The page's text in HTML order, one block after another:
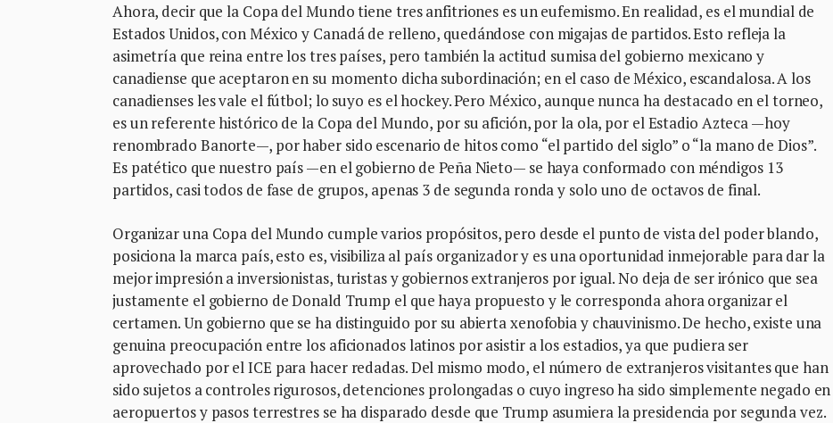
Ahora, decir que la Copa del Mundo tiene tres anfitriones es un eufemismo. En realidad, es el mundial de
Estados Unidos, con México y Canadá de relleno, quedándose con migajas de partidos. Esto refleja la
asimetría que reina entre los tres países, pero también la actitud sumisa del gobierno mexicano y
canadiense que aceptaron en su momento dicha subordinación; en el caso de México, escandalosa. A los
canadienses les vale el fútbol; lo suyo es el hockey. Pero México, aunque nunca ha destacado en el torneo,
es un referente histórico de la Copa del Mundo, por su afición, por la ola, por el Estadio Azteca —hoy
renombrado Banorte—, por haber sido escenario de hitos como “el partido del siglo” o “la mano de Dios”.
Es patético que nuestro país —en el gobierno de Peña Nieto— se haya conformado con méndigos 13
partidos, casi todos de fase de grupos, apenas 3 de segunda ronda y solo uno de octavos de final.
Organizar una Copa del Mundo cumple varios propósitos, pero desde el punto de vista del poder blando,
posiciona la marca país, esto es, visibiliza al país organizador y es una oportunidad inmejorable para dar la
mejor impresión a inversionistas, turistas y gobiernos extranjeros por igual. No deja de ser irónico que sea
justamente el gobierno de Donald Trump el que haya propuesto y le corresponda ahora organizar el
certamen. Un gobierno que se ha distinguido por su abierta xenofobia y chauvinismo. De hecho, existe una
genuina preocupación entre los aficionados latinos por asistir a los estadios, ya que pudiera ser
aprovechado por el ICE para hacer redadas. Del mismo modo, el número de extranjeros visitantes que han
sido sujetos a controles rigurosos, detenciones prolongadas o cuyo ingreso ha sido simplemente negado en
aeropuertos y pasos terrestres se ha disparado desde que Trump asumiera la presidencia por segunda vez.